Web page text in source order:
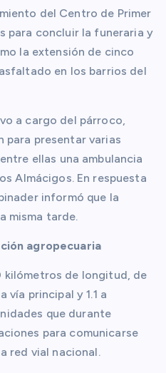
del Centro de Primer
para concluir la funeraria y
la extensión de cinco
en los barrios del
a cargo del párroco,
para presentar varias
ellas una ambulancia
Almácigos. En respuesta
informó que la
misma tarde.
agropecuaria
kilómetros de longitud, de
vía principal y 1.1 a
que durante
para comunicarse
red vial nacional.